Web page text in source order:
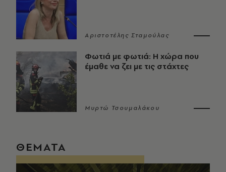
Αριστοτέλης Σταμούλας
Φωτιά με φωτιά: Η χώρα που
έμαθε να ζει με τις στάχτες
Μυρτώ Τσουμαλάκου
ΘΕΜΑΤΑ